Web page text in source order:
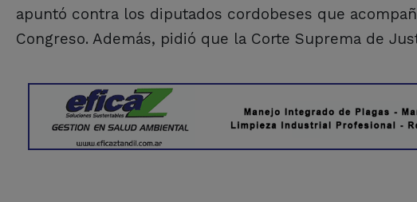
apuntó contra los diputados cordobeses que
Congreso. Además, pidió que la Corte Suprema de